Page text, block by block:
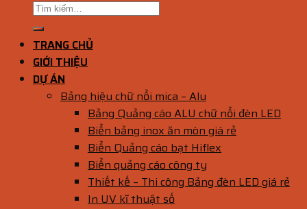
TRANG CHỦ
GIỚI THIỆU
DỰ ÁN
Bảng hiệu chữ nổi mica – Alu
Bảng Quảng cáo ALU chữ nổi đèn LED
Biển bảng inox ăn mòn giá rẻ
Biển Quảng cáo bạt Hiflex
Biển quảng cáo công ty
Thiết kế – Thi công Bảng đèn LED giá rẻ
In UV kĩ thuật số